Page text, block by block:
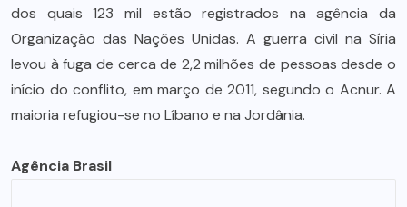
dos quais 123 mil estão registrados na agência da
Organização das Nações Unidas. A guerra civil na Síria
levou à fuga de cerca de 2,2 milhões de pessoas desde o
início do conflito, em março de 2011, segundo o Acnur. A
maioria refugiou-se no Líbano e na Jordânia.
Agência Brasil